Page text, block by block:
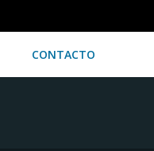
CONTACTO